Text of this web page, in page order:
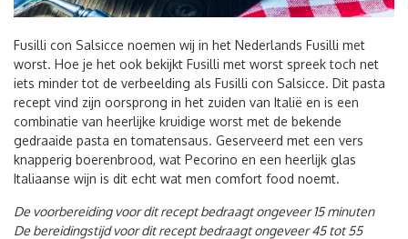
Fusilli con Salsicce noemen wij in het Nederlands Fusilli met
worst. Hoe je het ook bekijkt Fusilli met worst spreek toch net
iets minder tot de verbeelding als Fusilli con Salsicce. Dit pasta
recept vind zijn oorsprong in het zuiden van Italië en is een
combinatie van heerlijke kruidige worst met de bekende
gedraaide pasta en tomatensaus. Geserveerd met een vers
knapperig boerenbrood, wat Pecorino en een heerlijk glas
Italiaanse wijn is dit echt wat men comfort food noemt.
De voorbereiding voor dit recept bedraagt ongeveer 15 minuten
De bereidingstijd voor dit recept bedraagt ongeveer 45 tot 55